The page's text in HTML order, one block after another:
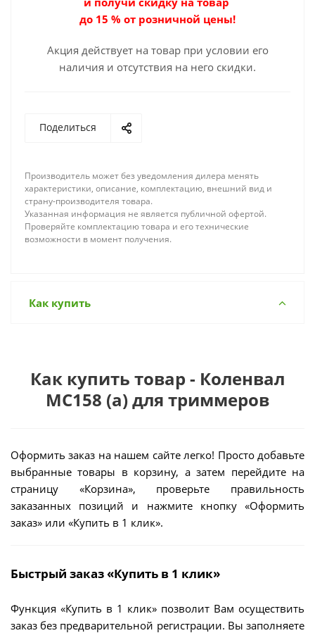
до 15 % от розничной цены!
Акция действует на товар при условии его
наличия и отсутствия на него скидки.
Поделиться
Производитель может без уведомления дилера менять
характеристики, описание, комплектацию, внешний вид и
страну-производителя товара.
Указанная информация не является публичной офертой.
Проверяйте комплектацию товара и его технические
возможности в момент получения.
Как купить
Как купить товар - Коленвал
МС158 (а) для триммеров
Оформить заказ на нашем сайте легко! Просто добавьте
выбранные товары в корзину, а затем перейдите на
страницу «Корзина», проверьте правильность
заказанных позиций и нажмите кнопку «Оформить
заказ» или «Купить в 1 клик».
Быстрый заказ «Купить в 1 клик»
Функция «Купить в 1 клик» позволит Вам осуществить
заказ без предварительной регистрации. Вы заполняете